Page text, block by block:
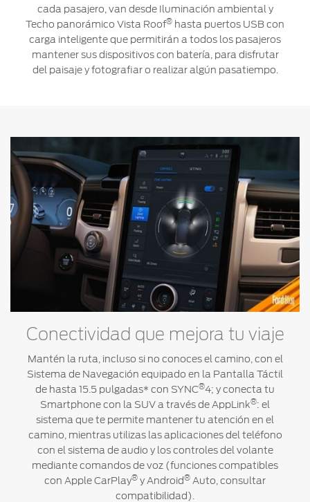
cada pasajero, van desde Iluminación ambiental y
Techo panorámico Vista Roof® hasta puertos USB con
carga inteligente que permitirán a todos los pasajeros
mantener sus dispositivos con batería, para disfrutar
del paisaje y fotografiar o realizar algún pasatiempo.
Conectividad que mejora tu viaje
Mantén la ruta, incluso si no conoces el camino, con el
Sistema de Navegación equipado en la Pantalla Táctil
de hasta 15.5 pulgadas* con SYNC®4; y conecta tu
Smartphone con la SUV a través de AppLink®: el
sistema que te permite mantener tu atención en el
camino, mientras utilizas las aplicaciones del teléfono
con el sistema de audio y los controles del volante
mediante comandos de voz (funciones compatibles
con Apple CarPlay® y Android® Auto, consultar
compatibilidad).